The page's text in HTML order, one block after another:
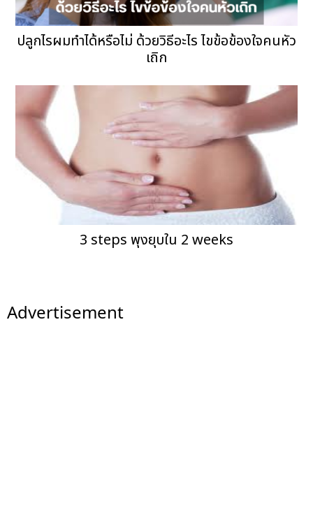
ปลูกไรผมทำได้หรือไม่ ด้วยวิธีอะไร ไขข้อข้องใจคนหัว
เถิก
3 steps พุงยุบใน 2 weeks
Advertisement